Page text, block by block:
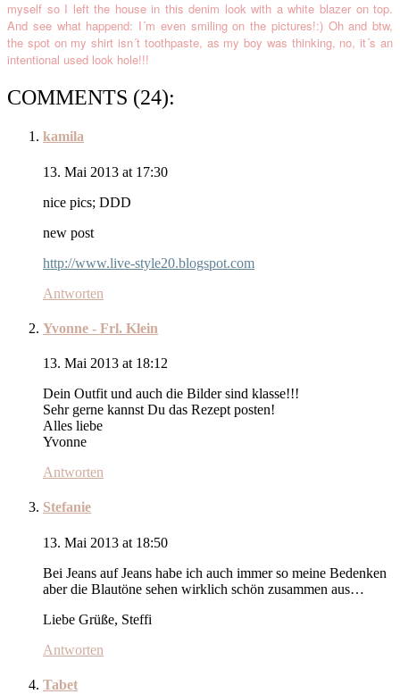
myself so I left the housein thisdenim lookwith a white blazer on top.
And see what happend: I´m even smiling on the pictures!:) Oh and btw,
the spot on my shirt isn´t toothpaste, as my boy was thinking, no, it´san
intentional used look hole!!!
COMMENTS (24):
kamila
13. Mai 2013 at 17:30
nice pics; DDD
new post
http://www.live-style20.blogspot.com
Antworten
Yvonne - Frl. Klein
13. Mai 2013 at 18:12
Dein Outfit und auch die Bilder sind klasse!!!
Sehr gerne kannst Du das Rezept posten!
Alles liebe
Yvonne
Antworten
Stefanie
13. Mai 2013 at 18:50
Bei Jeans auf Jeans habe ich auch immer so meine Bedenken
aber die Blautöne sehen wirklich schön zusammen aus…
Liebe Grüße, Steffi
Antworten
Tabet